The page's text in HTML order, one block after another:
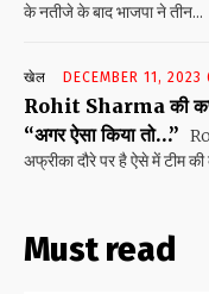
के नतीजे के बाद भाजपा ने तीन...
खेल DECEMBER 11, 2023
Rohit Sharma की
“अगर ऐसा किया तो…”
अफ्रीका दौरे पर है ऐसे में टीम
Must read